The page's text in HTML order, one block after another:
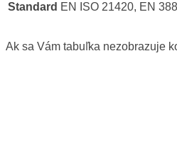
Standard EN ISO 21420, EN
Ak sa Vám tabuľka nezobrazuje